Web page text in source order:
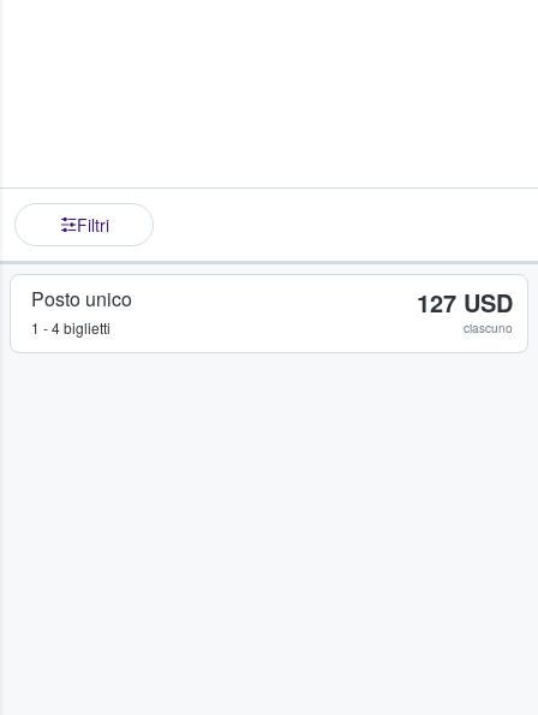
Filtri
Posto unico
1 - 4 biglietti
127 USD
ciascuno